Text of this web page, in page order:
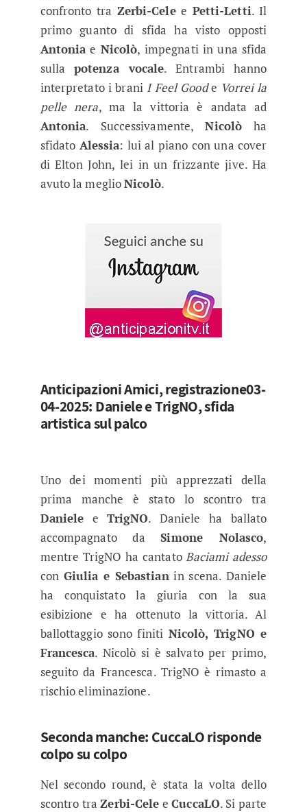
confronto tra Zerbi-Celee Petti-Letti. Il
primo guanto di sfida ha visto opposti
Antoniae Nicolò, impegnati in una sfida
sulla potenza vocale. Entrambi hanno
interpretato i brani I Feel Goode Vorrei la
pelle nera, ma la vittoria è andata ad
Antonia. Successivamente,Nicolò ha
sfidato Alessia: lui al piano con una cover
di Elton John, lei in un frizzante jive. Ha
avuto la meglioNicolò.
Anticipazioni Amici, registrazione03-
04-2025: Daniele e TrigNO, sfida
artistica sul palco
Uno dei momenti più apprezzati della
prima manche è stato lo scontro tra
Daniele eTrigNO. Daniele ha ballato
accompagnato daSimone Nolasco,
mentre TrigNO ha cantatoBaciami adesso
con Giulia e Sebastianin scena. Daniele
ha conquistato la giuria con la sua
esibizione e ha ottenuto la vittoria. Al
ballottaggio sono finiti Nicolò, TrigNO e
Francesca. Nicolò si è salvato per primo,
seguito da Francesca. TrigNO è rimasto a
rischio eliminazione.
Seconda manche: CuccaLO risponde
colpo su colpo
Nel secondo round, è stata la volta dello
scontro traZerbi-Cele eCuccaLO. Si parte